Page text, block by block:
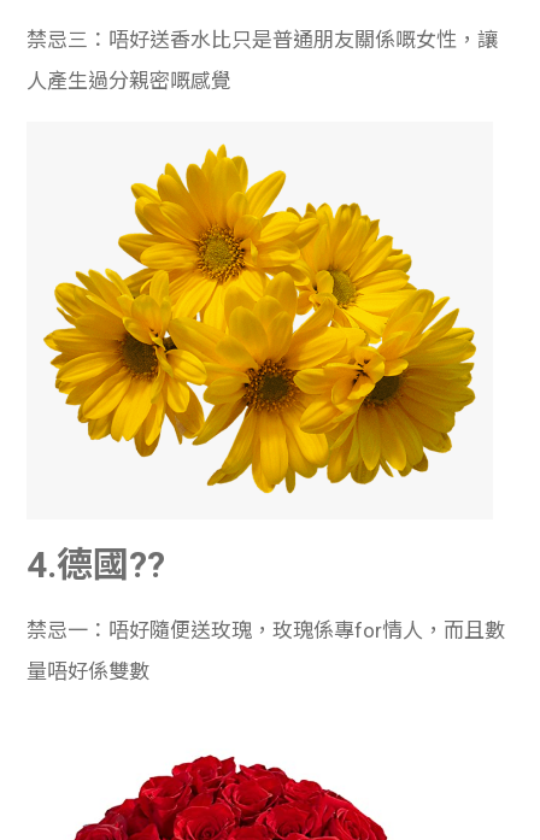
禁忌三：唔好送香水比只是普通朋友關係嘅女性，讓
人產生過分親密嘅感覺
4.德國??
禁忌一：唔好隨便送玫瑰，玫瑰係專for情人，而且數
量唔好係雙數